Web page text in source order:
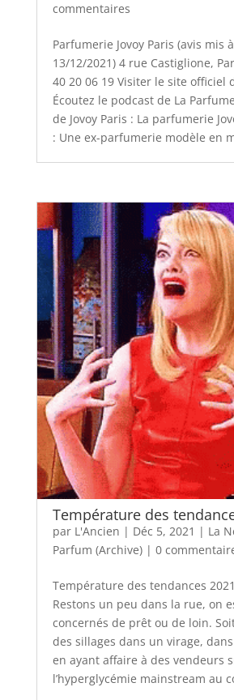
commentaires
Parfumerie Jovoy Paris (avis mis
13/12/2021) 4 rue Castiglione,
40 20 06 19 Visiter le site officiel
Écoutez le podcast de La
de Jovoy Paris : La parfumerie
: Une ex-parfumerie modèle en
Température des
par L'Ancien | Déc 5, 2021 | La
Parfum (Archive)| 0
Température des tendances
Restons un peu dans la rue, on
concernés de prêt ou de loin.
des sillages dans un virage,
en ayant affaire à des vendeurs
l’hyperglycémie mainstream au